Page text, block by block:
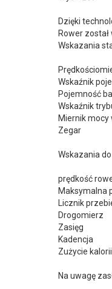
Dzięki
Rower
Wskazania
Wskaźnik
Pojemność
Wskaźnik
Miernik
Zegar
Wskazania
prędkość
Maksymalna
Licznik
Drogomierz
Zasięg
Kadencja
Zużycie kalorii
Na uwagę